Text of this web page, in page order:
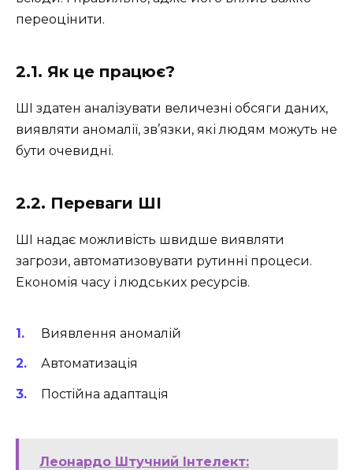
переоцінити.
2.1. Як це працює?
ШІ здатен аналізувати величезні обсяги даних,
виявляти аномалії, зв’язки, які людям можуть не
бути очевидні.
2.2. Переваги ШІ
ШІ надає можливість швидше виявляти
загрози, автоматизовувати рутинні процеси.
Економія часу і людських ресурсів.
Виявлення аномалій
Автоматизація
Постійна адаптація
Леонардо Штучний Інтелект: